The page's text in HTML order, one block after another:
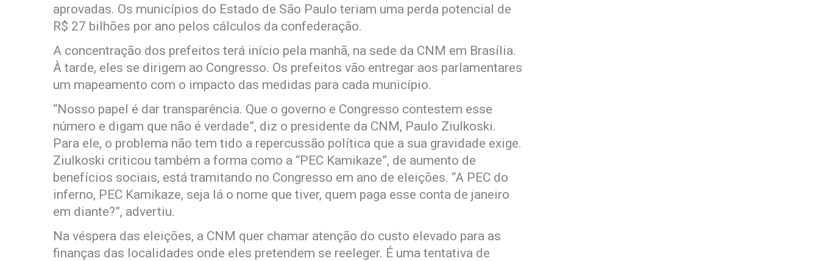
aprovadas. Os municípios do Estado de São Paulo teriam uma perda potencial de
R$ 27 bilhões por ano pelos cálculos da confederação.
A concentração dos prefeitos terá início pela manhã, na sede da CNM em Brasília.
À tarde, eles se dirigem ao Congresso. Os prefeitos vão entregar aos parlamentares
um mapeamento com o impacto das medidas para cada município.
“Nosso papel é dar transparência. Que o governo e Congresso contestem esse
número e digam que não é verdade”, diz o presidente da CNM, Paulo Ziulkoski.
Para ele, o problema não tem tido a repercussão política que a sua gravidade exige.
Ziulkoski criticou também a forma como a “PEC Kamikaze”, de aumento de
benefícios sociais, está tramitando no Congresso em ano de eleições. “A PEC do
inferno, PEC Kamikaze, seja lá o nome que tiver, quem paga esse conta de janeiro
em diante?”, advertiu.
Na véspera das eleições, a CNM quer chamar atenção do custo elevado para as
finanças das localidades onde eles pretendem se reeleger. É uma tentativa de